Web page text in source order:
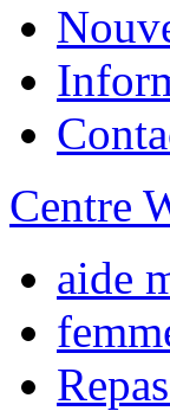
Centre
aide